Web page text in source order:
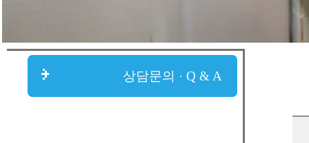
상담문의 · Q & A